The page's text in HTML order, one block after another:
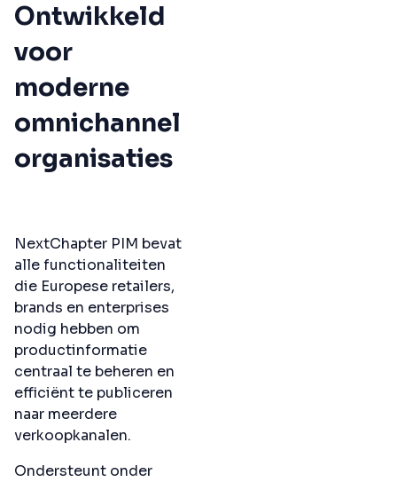
Ontwikkeld
voor
moderne
omnichannel
organisaties
NextChapter PIM bevat
alle functionaliteiten
die Europese retailers,
brands en enterprises
nodig hebben om
productinformatie
centraal te beheren en
efficiënt te publiceren
naar meerdere
verkoopkanalen.
Ondersteunt onder